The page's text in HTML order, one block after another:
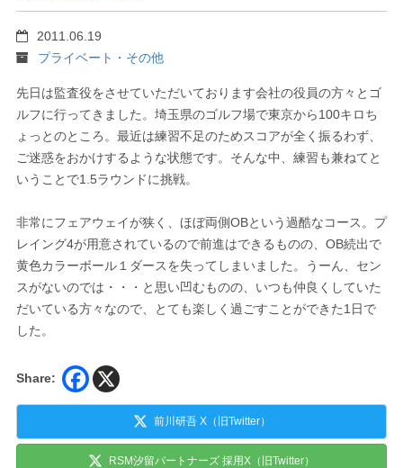
2011.06.19
プライベート・その他
先日は監査役をさせていただいております会社の役員の方々とゴ
ルフに行ってきました。埼玉県のゴルフ場で東京から100キロち
ょっとのところ。最近は練習不足のためスコアが全く振るわず、
ご迷惑をおかけするような状態です。そんな中、練習も兼ねてと
いうことで1.5ラウンドに挑戦。
非常にフェアウェイが狭く、ほぼ両側OBという過酷なコース。プ
レイング4が用意されているので前進はできるものの、OB続出で
黄色カラーボール１ダースを失ってしまいました。うーん、セン
スがないのでは・・・と思い凹むものの、いつも仲良くしていた
だいている方々なので、とても楽しく過ごすことができた1日で
した。
Share:
前川研吾 X（旧Twitter）
RSM汐留パートナーズ 採用X（旧Twitter）